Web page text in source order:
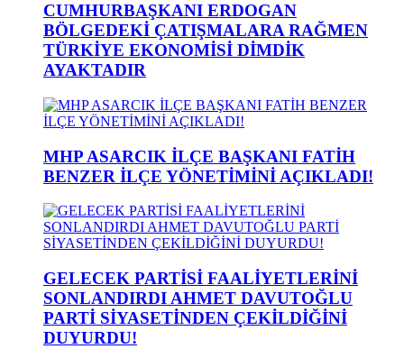
CUMHURBAŞKANI ERDOGAN
BÖLGEDEKİ ÇATIŞMALARA RAĞMEN
TÜRKİYE EKONOMİSİ DİMDİK
AYAKTADIR
MHP ASARCIK İLÇE BAŞKANI FATİH
BENZER İLÇE YÖNETİMİNİ AÇIKLADI!
GELECEK PARTİSİ FAALİYETLERİNİ
SONLANDIRDI AHMET DAVUTOĞLU
PARTİ SİYASETİNDEN ÇEKİLDİĞİNİ
DUYURDU!